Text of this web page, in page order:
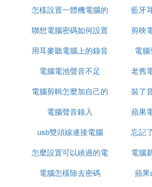
WinXP/2000下對策：刪除系統安裝
rator賬 號已經沒有密碼了，沖數用
登陸系統，不用輸入 任何密碼，進
設置登陸帳戶密碼即可。
將主板電池扣出來，等10分鍾在反
電腦密碼忘了的解決方法 方法一：
回電腦開機密碼 在開機時，按下F8
符的安全"模式 輸入" USER+用戶
D"可把某用戶的密碼強行設置為
能不能退貨
怎樣設置一體機電腦的
開機密碼
藍牙
聯想電腦密碼如何設置
剪映
用耳麥聽電腦上的錄音
沒有聲音
電
電腦電池聲音不足
老舊
電腦剪輯怎麼加自己的
聲音
裝了
電腦聲音錄入
蘋果
usb雙頭線連接電腦
忘記
怎麼設置可以繞過的電
腦密碼
電腦
電腦怎樣除去密碼
蘋果